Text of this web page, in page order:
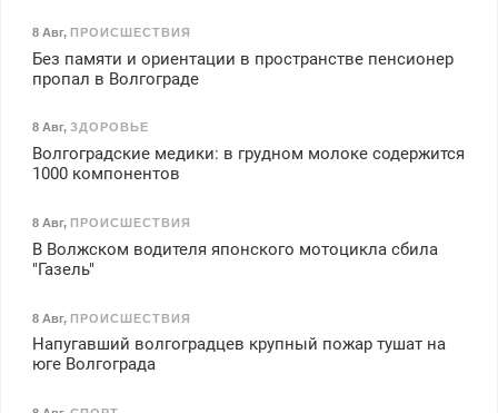
8 Авг, ПРОИСШЕСТВИЯ
Без памяти и ориентации в пространстве пенсионер
пропал в Волгограде
8 Авг, ЗДОРОВЬЕ
Волгоградские медики: в грудном молоке содержится
1000 компонентов
8 Авг, ПРОИСШЕСТВИЯ
В Волжском водителя японского мотоцикла сбила
"Газель"
8 Авг, ПРОИСШЕСТВИЯ
Напугавший волгоградцев крупный пожар тушат на
юге Волгограда